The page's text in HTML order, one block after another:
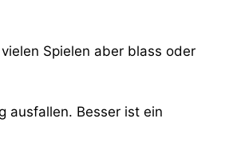
Spielen aber blass oder
ausfallen. Besser ist ein